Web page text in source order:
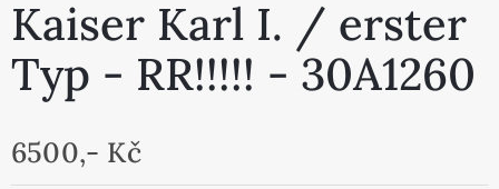
Kaiser Karl I. / erster
Typ - RR!!!!! - 30A1260
6500,- Kč